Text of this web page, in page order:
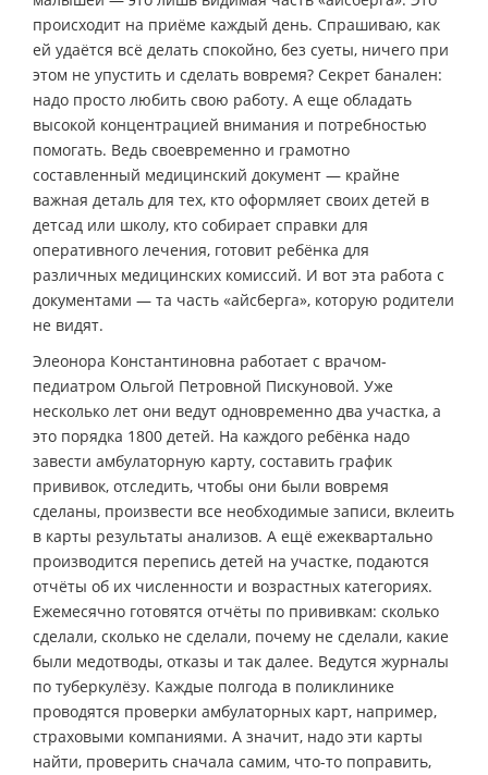
происходит на приёме каждый день. Спрашиваю, как
ей удаётся всё делать спокойно, без суеты, ничего при
этом не упустить и сделать вовремя? Секрет банален:
надо просто любить свою работу. А еще обладать
высокой концентрацией внимания и потребностью
помогать. Ведь своевременно и грамотно
составленный медицинский документ — крайне
важная деталь для тех, кто оформляет своих детей в
детсад или школу, кто собирает справки для
оперативного лечения, готовит ребёнка для
различных медицинских комиссий. И вот эта работа с
документами — та часть «айсберга», которую родители
не видят.
Элеонора Константиновна работает с врачом-
педиатром Ольгой Петровной Пискуновой. Уже
несколько лет они ведут одновременно два участка, а
это порядка 1800 детей. На каждого ребёнка надо
завести амбулаторную карту, составить график
прививок, отследить, чтобы они были вовремя
сделаны, произвести все необходимые записи, вклеить
в карты результаты анализов. А ещё ежеквартально
производится перепись детей на участке, подаются
отчёты об их численности и возрастных категориях.
Ежемесячно готовятся отчёты по прививкам: сколько
сделали, сколько не сделали, почему не сделали, какие
были медотводы, отказы и так далее. Ведутся журналы
по туберкулёзу. Каждые полгода в поликлинике
проводятся проверки амбулаторных карт, например,
страховыми компаниями. А значит, надо эти карты
найти, проверить сначала самим, что-то поправить,